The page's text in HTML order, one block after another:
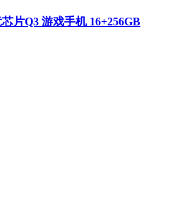
片Q3 游戏手机 16+256GB